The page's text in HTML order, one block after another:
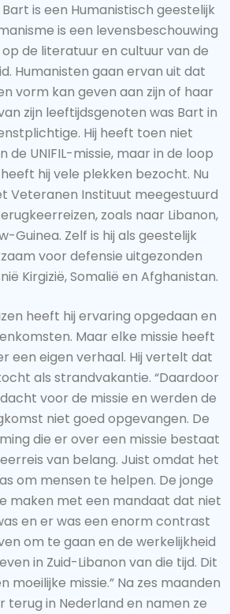
is een Humanistisch geestelijk
is een levensbeschouwing
de literatuur en cultuur van de
Humanisten gaan ervan uit dat
vorm kan geven aan zijn of haar
zijn leeftijdsgenoten was Bart in
Hij heeft toen niet
de UNIFIL-missie, maar in de loop
hij vele plekken bezocht. Nu
Veteranen Instituut meegestuurd
zoals naar Libanon,
Guinea. Zelf is hij als geestelijk
voor defensie uitgezonden
Kirgizië, Somalië en Afghanistan.
heeft hij ervaring opgedaan en
Maar elke missie heeft
een eigen verhaal. Hij vertelt dat
als strandvakantie. “Daardoor
voor de missie en werden de
niet goed opgevangen. De
die er over een missie bestaat
van belang. Juist omdat het
om mensen te helpen. De jonge
maken met een mandaat dat niet
en er was een enorm contrast
om te gaan en de werkelijkheid
in Zuid-Libanon van die tijd. Dit
missie.” Na zes maanden
terug in Nederland en namen ze